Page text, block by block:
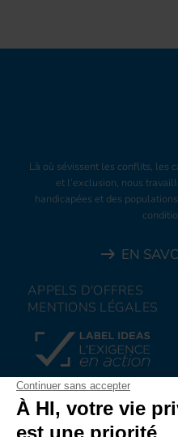
Là où sévissent les conflits, les
et l’exclusion, nous
handicapées et des
EN
APPELS D'OFFRES
MENTIONS LÉGALES
FAIRE UN DON
NOUS REJOINDRE
NOUS ALERTER